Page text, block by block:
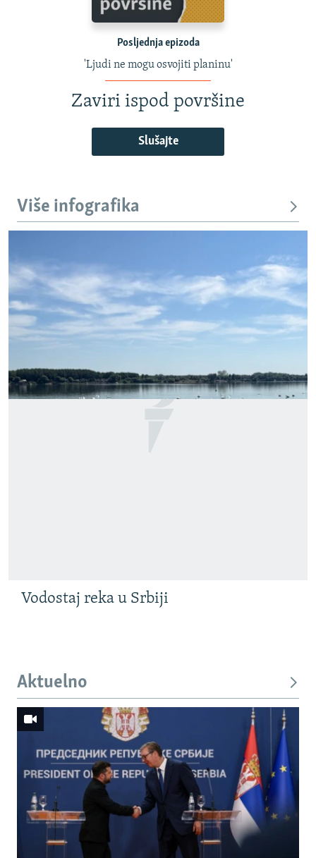
Posljednja epizoda
'Ljudi ne mogu osvojiti planinu'
Zaviri ispod površine
Slušajte
Više infografika
Vodostaj reka u Srbiji
Aktuelno